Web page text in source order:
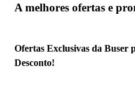
A melhores ofertas e
Ofertas Exclusivas da Buser
Desconto!